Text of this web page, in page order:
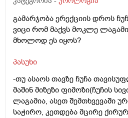
გამარჯობა ერექციის დროს
ვიცი რომ მაქვს მოკლე
მხოლოდ ეს იყოს?
პასუხი
-თუ ასაოს თავზე ჩუჩა
მაშინ მიზეზი ფიმოზი(ჩუჩის
ლაგამია, ასეთ შემთხვევაში
საჭირო, კეთდება მცირე